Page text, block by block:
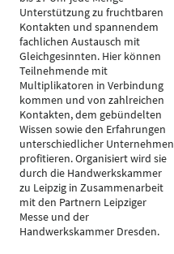
Unterstützung zu fruchtbaren
Kontakten und spannendem
fachlichen Austausch mit
Gleichgesinnten. Hier können
Teilnehmende mit
Multiplikatoren in Verbindung
kommen und von zahlreichen
Kontakten, dem gebündelten
Wissen sowie den Erfahrungen
unterschiedlicher Unternehmen
profitieren. Organisiert wird sie
durch die Handwerkskammer
zu Leipzig in Zusammenarbeit
mit den Partnern Leipziger
Messe und der
Handwerkskammer Dresden.